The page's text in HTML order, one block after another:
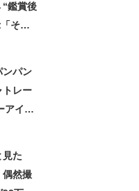
鑑賞後
そう
ンパン
レー
アイ
見た
然撮